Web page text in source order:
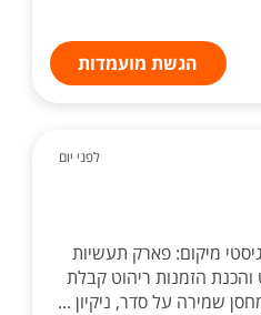
הגשת מועמדות
לפני יום
מיקום: פארק תעשיות
והכנת הזמנות ריהוט קבלת
שמירה על סדר, ניקיון ...